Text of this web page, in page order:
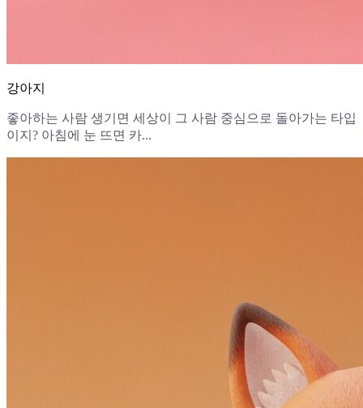
강아지
좋아하는 사람 생기면 세상이 그 사람 중심으로 돌아가는 타입
이지? 아침에 눈 뜨면 카...